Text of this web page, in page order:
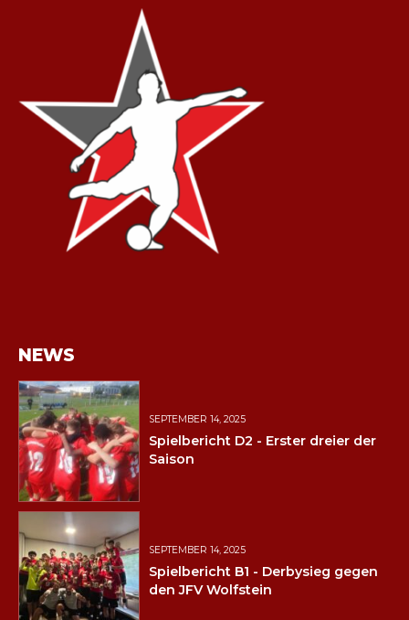
NEWS
SEPTEMBER 14, 2025
Spielbericht D2 - Erster dreier der
Saison
SEPTEMBER 14, 2025
Spielbericht B1 - Derbysieg gegen
den JFV Wolfstein